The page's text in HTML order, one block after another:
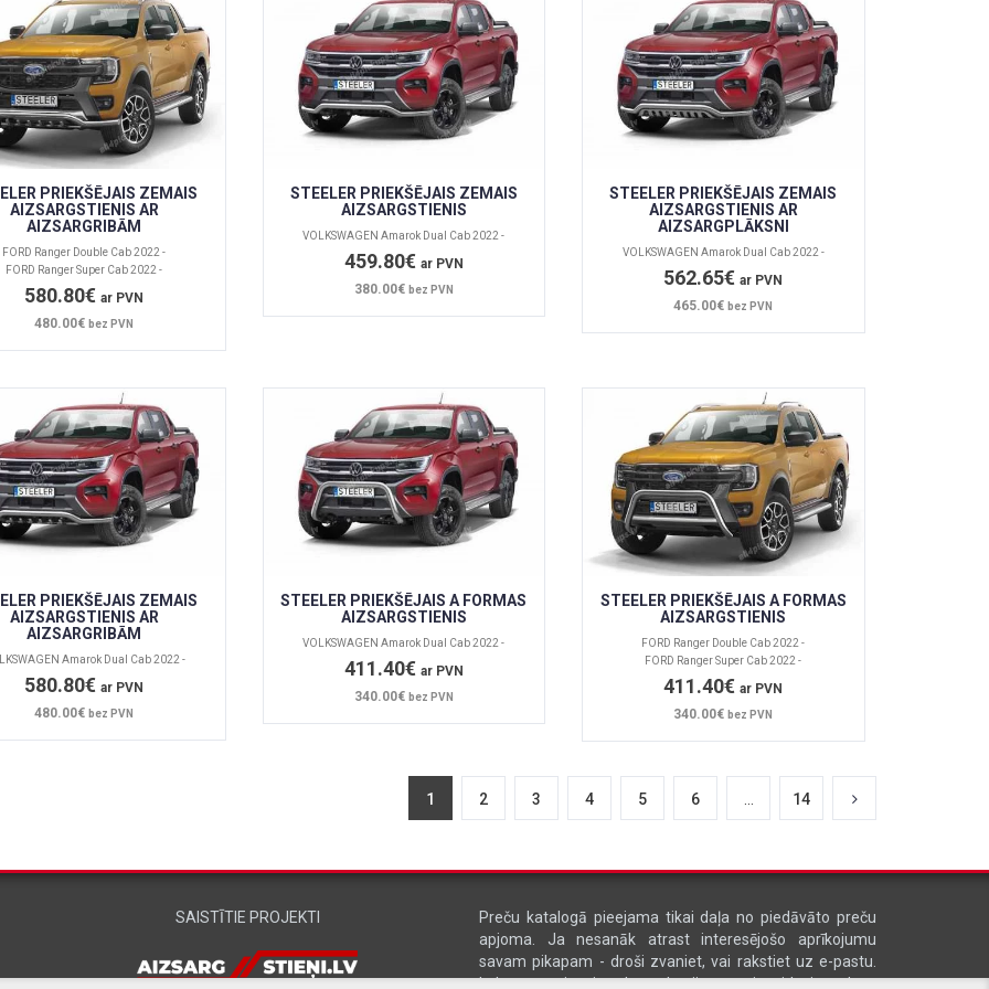
PRIEKŠĒJAIS ZEMAIS
AIZSARGSTIENIS AR
AIZSARGRIBĀM
FORD Ranger Double Cab 2022 -
FORD Ranger Super Cab 2022 -
580.80€ar PVN
480.00€bez PVN
STEELER PRIEKŠĒJAIS ZEMAIS
AIZSARGSTIENIS
VOLKSWAGEN Amarok Dual Cab 2022 -
459.80€ ar PVN
380.00€ bez PVN
STEELER PRIEKŠĒJAIS ZEMAIS
AIZSARGSTIENIS AR
AIZSARGPLĀKSNI
VOLKSWAGEN Amarok Dual Cab 2022 -
562.65€ar PVN
465.00€bez PVN
PRIEKŠĒJAIS ZEMAIS
AIZSARGSTIENIS AR
AIZSARGRIBĀM
Amarok Dual Cab 2022 -
580.80€ar PVN
480.00€bez PVN
STEELER PRIEKŠĒJAIS A FORMAS
AIZSARGSTIENIS
VOLKSWAGEN Amarok Dual Cab 2022 -
411.40€ ar PVN
340.00€ bez PVN
STEELER PRIEKŠĒJAIS A FORMAS
AIZSARGSTIENIS
FORD Ranger Double Cab 2022 -
FORD Ranger Super Cab 2022 -
411.40€ar PVN
340.00€bez PVN
1 2 3 4 5 6 14
SAISTĪTIE PROJEKTI
Preču katalogā pieejama tikai daļa no piedāvāto preču
apjoma. Ja nesanāk atrast interesējošo aprīkojumu
savam pikapam - droši zvaniet, vai rakstiet uz e-pastu.
Labprāt sniegsim konsultāciju un izveidosim Jūsu